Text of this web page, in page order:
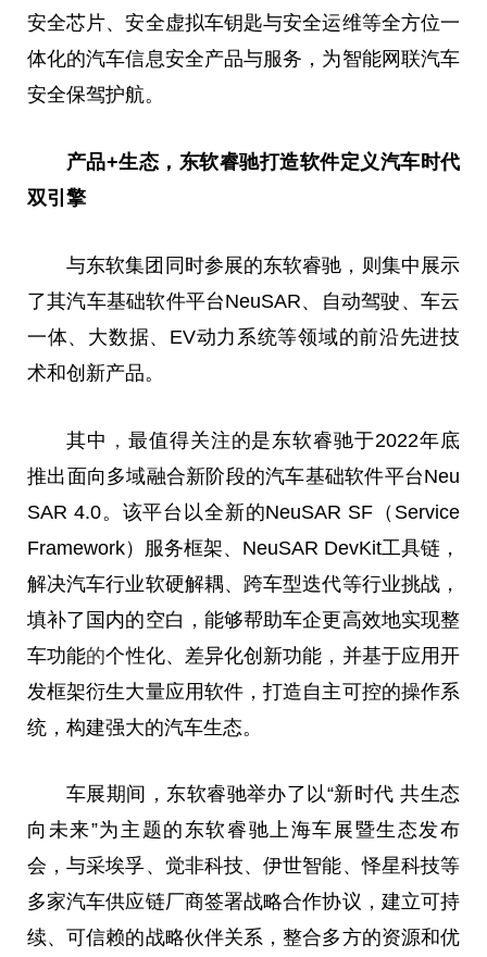
安全芯片、安全虚拟车钥匙与安全运维等全方位一
体化的汽车信息安全产品与服务，为智能网联汽车
安全保驾护航。
产品+生态 ， 东软睿驰打造软件定义汽车时代
双引擎
与东软集团同时参展的东软睿驰，则集中展示
了其汽车基础软件平台NeuSAR、自动驾驶、车云
一体、大数据、EV动力系统等领域的前沿先进技
术和创新产品。
其中 ， 最值得关注的是东软睿驰于2022年底
推出面向多域融合新阶段的汽车基础软件平台Neu
SAR 4.0。该平台以全新的NeuSAR SF（Service
Framework）服务框架、NeuSAR DevKit工具链，
解决汽车行业软硬解耦、跨车型迭代等行业挑战，
填补了国内的空白，能够帮助车企更高效地实现整
车功能的个性化、差异化创新功能，并基于应用开
发框架衍生大量应用软件，打造自主可控的操作系
统，构建强大的汽车生态。
车展期间，东软睿驰举办了以“新时代 共生态
向未来”为主题的东软睿驰上海车展暨生态发布
会，与采埃孚、觉非科技、伊世智能、怿星科技等
多家汽车供应链厂商签署战略合作协议，建立可持
续、可信赖的战略伙伴关系，整合多方的资源和优